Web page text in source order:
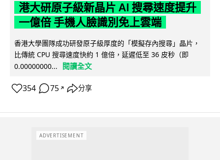
港大研原子級新晶片 AI 搜尋速度提升
一億倍 手機人臉識別免上雲端
香港大學團隊成功研發原子級厚度的「模擬存內搜尋」晶片，
比傳統 CPU 搜尋速度快約 1 億倍，延遲低至 36 皮秒（即
0.00000000...
閱讀全文
354 75 ↗ 分享
ADVERTISEMENT